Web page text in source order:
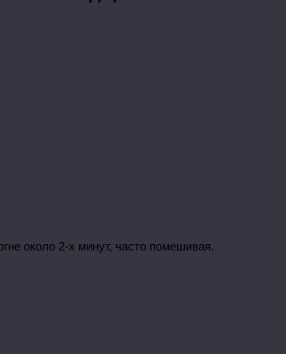
около 2-х минут, часто помешивая.